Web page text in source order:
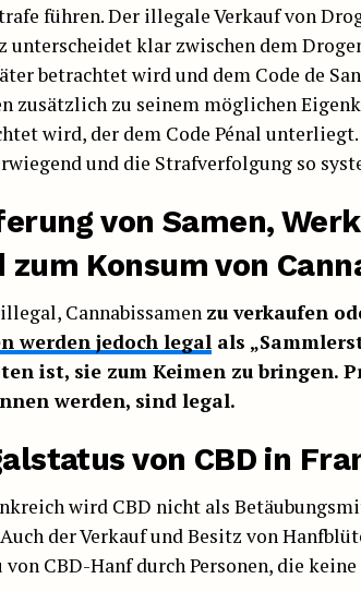
führen. Der illegale Verkauf von
unterscheidet klar zwischen dem
betrachtet wird und dem Code de
zusätzlich zu seinem möglichen
wird, der dem Code Pénal
und die Strafverfolgung so
von Samen,
zum Konsum von
Cannabissamen zu verkaufen
werden jedoch legal als
ist, sie zum Keimen zu bringen.
werden, sind legal.
von CBD in
wird CBD nicht als
der Verkauf und Besitz von
von CBD-Hanf durch Personen, die